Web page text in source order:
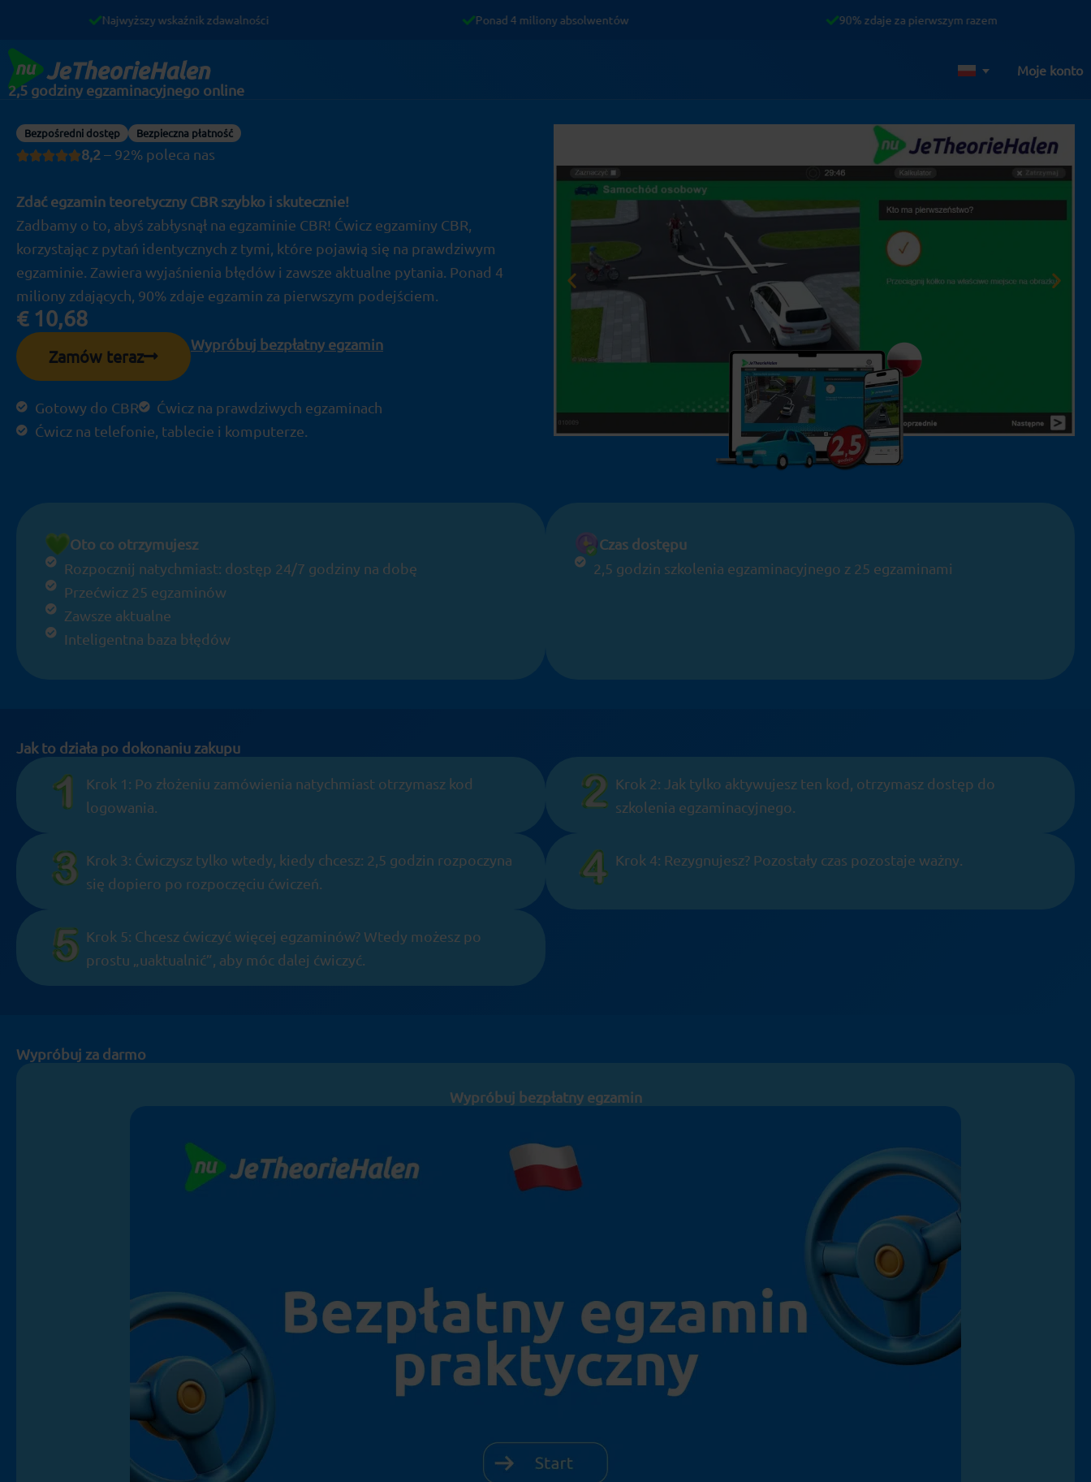
treści
Najwyższy wskaźnik zdawalności Ponad 4 miliony absolwentów 90% zdaje za pierwszym razem
Moje konto
2,5 godziny egzaminacyjnego online
Bezpośredni dostęp Bezpieczna płatność
8,2– 92% poleca nas
Zdać egzamin teoretyczny CBR szybko i skutecznie!
Zadbamy o to, abyś zabłysnął na egzaminie CBR! Ćwicz egzaminy CBR,
korzystając z pytań identycznych z tymi, które pojawią się na prawdziwym
egzaminie. Zawiera wyjaśnienia błędów i zawsze aktualne pytania. Ponad 4
miliony zdających, 90% zdaje egzamin za pierwszym podejściem.
€10,68
Zamów teraz
Wypróbuj bezpłatny egzamin
Gotowy do CBR
Ćwicz na prawdziwych egzaminach
Ćwicz na telefonie, tablecie i komputerze.
Oto co otrzymujesz
Rozpocznij natychmiast: dostęp 24/7 godziny na dobę
Przećwicz 25 egzaminów
Zawsze aktualne
Inteligentna baza błędów
Czas dostępu
2,5 godzin szkolenia egzaminacyjnego z 25 egzaminami
Jak to działa po dokonaniu zakupu
Krok 1: Po złożeniu zamówienia natychmiast otrzymasz kod
logowania.
Krok 2: Jak tylko aktywujesz ten kod, otrzymasz dostęp do
szkolenia egzaminacyjnego.
Krok 3: Ćwiczysz tylko wtedy, kiedy chcesz: 2,5 godzin rozpoczyna
się dopiero po rozpoczęciu ćwiczeń.
Krok 4: Rezygnujesz? Pozostały czas pozostaje ważny.
Krok 5: Chcesz ćwiczyć więcej egzaminów? Wtedy możesz po
prostu „uaktualnić”, aby móc dalej ćwiczyć.
Wypróbuj za darmo
Wypróbuj bezpłatny egzamin